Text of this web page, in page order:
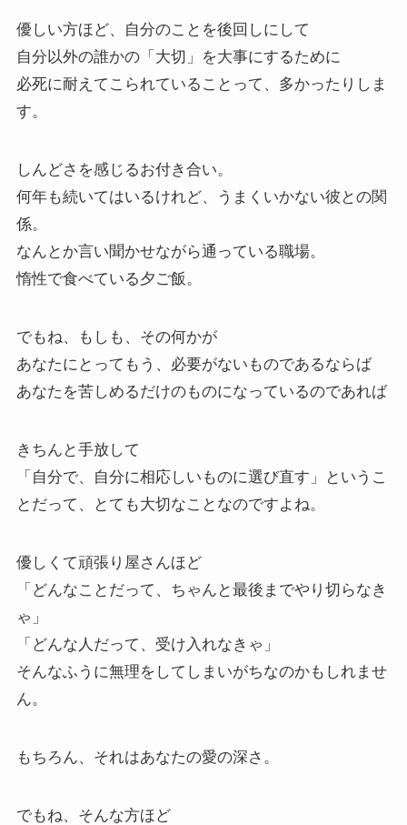
優しい方ほど、自分のことを後回しにして
自分以外の誰かの「大切」を大事にするために
必死に耐えてこられていることって、多かったりしま
す。
しんどさを感じるお付き合い。
何年も続いてはいるけれど、うまくいかない彼との関
係。
なんとか言い聞かせながら通っている職場。
惰性で食べている夕ご飯。
でもね、もしも、その何かが
あなたにとってもう、必要がないものであるならば
あなたを苦しめるだけのものになっているのであれば
きちんと手放して
「自分で、自分に相応しいものに選び直す」というこ
とだって、とても大切なことなのですよね。
優しくて頑張り屋さんほど
「どんなことだって、ちゃんと最後までやり切らなき
ゃ」
「どんな人だって、受け入れなきゃ」
そんなふうに無理をしてしまいがちなのかもしれませ
ん。
もちろん、それはあなたの愛の深さ。
でもね、そんな方ほど